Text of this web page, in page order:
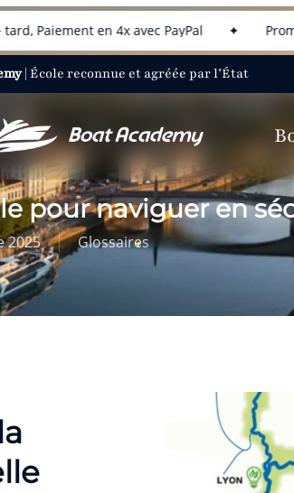
en 4x avec PayPal ✦ Promotion en
| École reconnue et agréée par l’État
pour naviguer en
2025 Glossaires